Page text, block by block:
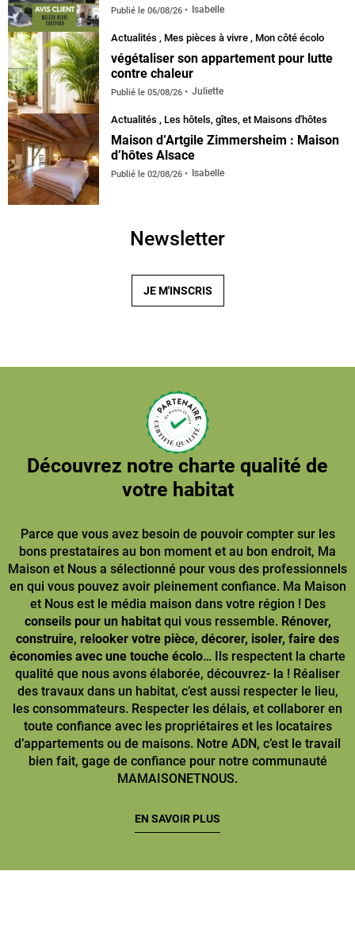
Publié le 06/08/26 Isabelle
Actualités , Mes pièces à vivre , Mon côté écolo
végétaliser son appartement pour lutte
contre chaleur
Publié le 05/08/26 Juliette
Actualités , Les hôtels, gîtes, et Maisons d'hôtes
Maison d’Artgile Zimmersheim : Maison
d’hôtes Alsace
Publié le 02/08/26 Isabelle
Newsletter
JE M'INSCRIS
Découvrez notre charte qualité de
votre habitat
Parce que vous avez besoin de pouvoir compter sur les
bons prestataires au bon moment et au bon endroit, Ma
Maison et Nous a sélectionné pour vous des professionnels
en qui vous pouvez avoir pleinement confiance. Ma Maison
et Nous est le média maison dans votre région ! Des
conseils pour un habitatqui vous ressemble. Rénover,
construire, relooker votre pièce, décorer, isoler, faire des
économies avec une touche écolo… Ils respectent la charte
qualité que nous avons élaborée, découvrez- la ! Réaliser
des travaux dans un habitat, c’est aussi respecter le lieu,
les consommateurs. Respecter les délais, et collaborer en
toute confiance avec les propriétaires et les locataires
d’appartements ou de maisons. Notre ADN, c’est le travail
bien fait, gage de confiance pour notre communauté
MAMAISONETNOUS.
EN SAVOIR PLUS